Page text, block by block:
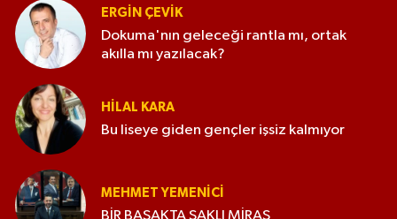
ERGIN ÇEVİK
Dokuma'nın geleceği rantla mı, ortak
akılla mı yazılacak?
HILAL KARA
Bu liseye giden gençler işsiz kalmıyor
MEHMET YEMENICI